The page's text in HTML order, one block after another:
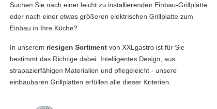
Suchen Sie nach einer leicht zu installierenden Einbau-Grillplatte
oder nach einer etwas größeren elektrischen Grillplatte zum
Einbau in Ihre Küche?
In unserem riesigen Sortiment von XXLgastro ist für Sie
bestimmt das Richtige dabei. Intelligentes Design, aus
strapazierfähigen Materialien und pflegeleicht - unsere
einbaubaren Grillplatten erfüllen alle dieser Kriterien.